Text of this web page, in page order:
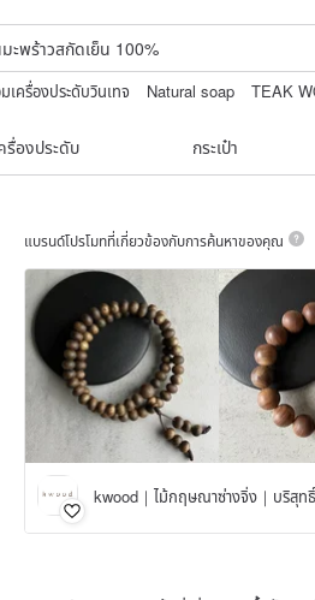
เครื่องประดับวินเทจ Natural soap TEAK
รื่องประดับ กระเป๋า
แบรนด์โปรโมทที่เกี่ยวข้องกับการค้นหาของคุณ